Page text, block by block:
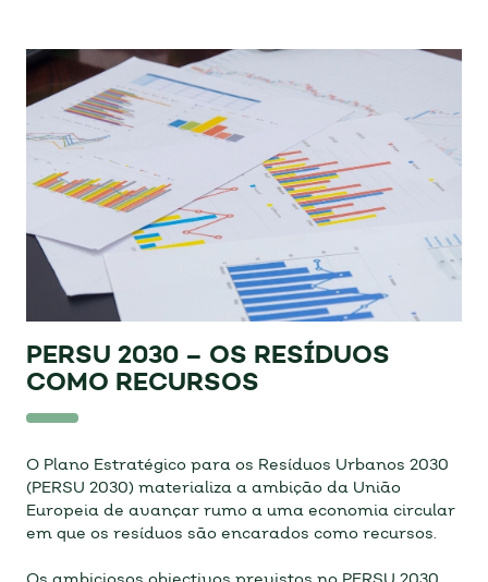
PERSU 2030 – OS RESÍDUOS
COMO RECURSOS
O Plano Estratégico para os Resíduos Urbanos 2030
(PERSU 2030) materializa a ambição da União
Europeia de avançar rumo a uma economia circular
em que os resíduos são encarados como recursos.